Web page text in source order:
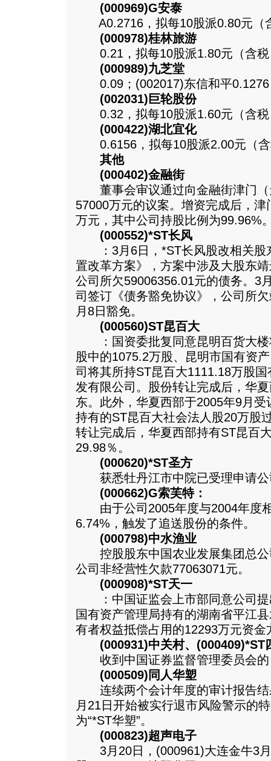
(000969)G安泰
A0.2716，拟每10股派0.80元（
(000978)桂林旅游
0.21，拟每10股派1.80元（含税
(000989)九芝堂
0.09；(002017)东信和平0.1276
(002031)巨轮股份
0.32，拟每10股派1.60元（含税
(000422)湖北宜化
0.6156，拟每10股派2.00元（含
其他
(000402)金融街
董事会审议通过向金融街津门（
57000万元的议案。增资完成后，
万元，其中公司持股比例为99.96%
(000552)*ST长风
：3月6日，*ST长风股改相关股
置改革方案》，方案中涉及大股东
公司所欠59006356.01元的债务。3
司签订《债务豁免协议》，公司所
月8日豁免。
(000560)ST昆百大
：国资委批复同意昆明百货大楼
股中的1075.2万股、昆明市国有资
司将其所持ST昆百大1111.18万股
发有限公司。股份转让完成后，华
东。此外，华夏西部于2005年9月
持有的ST昆百大社会法人股20万股
转让完成后，华夏西部持有ST昆百
29.98％。
(000620)*ST圣方
获悉牡丹江市中院已受理申请公
(000662)G索芙特：
由于公司2005年度与2004年度
6.74%，触发了追送股份的条件。
(000798)中水渔业
控股股东中国农业发展集团总公
公司非经营性欠款77063071元。
(000908)*ST天一
：中国证监会上市部同意公司提
国有资产管理局持有的湖南省平江
有者权益抵偿占用的12293万元资金
(000931)中关村、(000409)*ST
收到中国证券监督管理委员会的
(000509)同人华塑
连续两个会计年度的审计报告结
月21日开始被实行退市风险警示的
为“*ST华塑”。
(000823)超声电子
3月20日，(000961)大连金牛3月